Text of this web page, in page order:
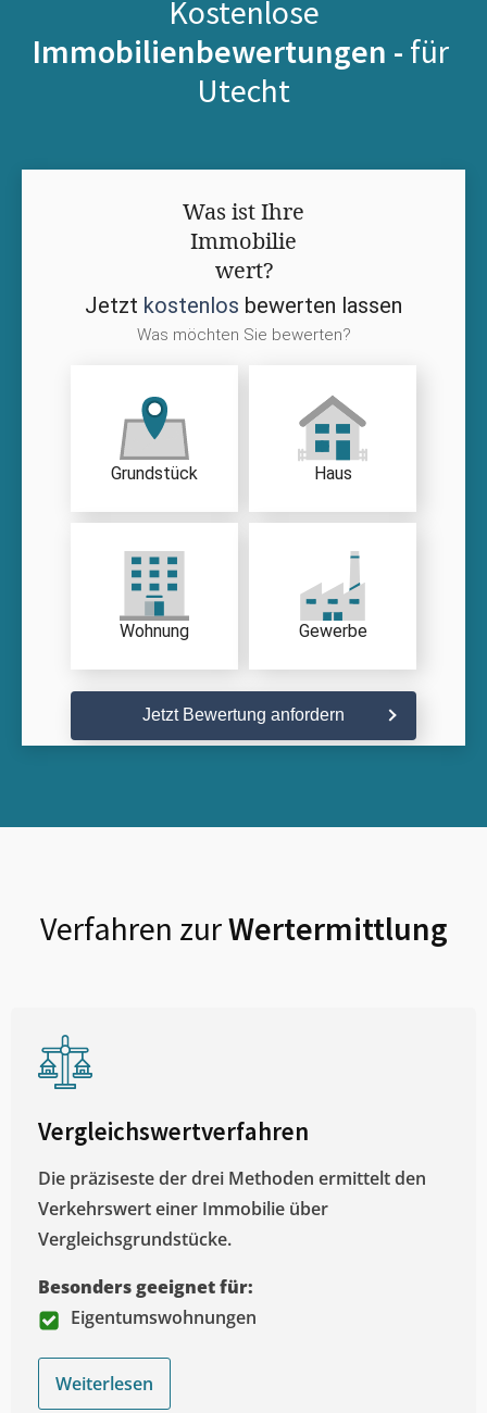
Kostenlose
Immobilienbewertungen - für
Utecht
Was ist Ihre
Immobilie
wert?
Jetzt kostenlos bewerten lassen
Was möchten Sie bewerten?
Grundstück Haus
Wohnung Gewerbe
Jetzt Bewertung anfordern
Verfahren zurWertermittlung
Vergleichswertverfahren
Die präziseste der drei Methoden ermittelt den
Verkehrswert einer Immobilie über
Vergleichsgrundstücke.
Besonders geeignet für:
Eigentumswohnungen
Weiterlesen